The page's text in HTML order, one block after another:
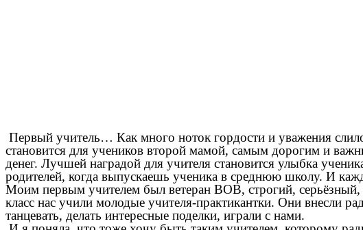
Первый учитель… Как много ноток гордости и уважения
становится для учеников второй мамой, самым дорогим и
денег. Лучшей наградой для учителя становится улыбка
родителей, когда выпускаешь ученика в среднюю школу. И
Моим первым учителем был ветеран ВОВ, строгий, серьёзный,
класс нас учили молодые учителя-практикантки. Они внесли
танцевать, делать интересные поделки, играли с нами.